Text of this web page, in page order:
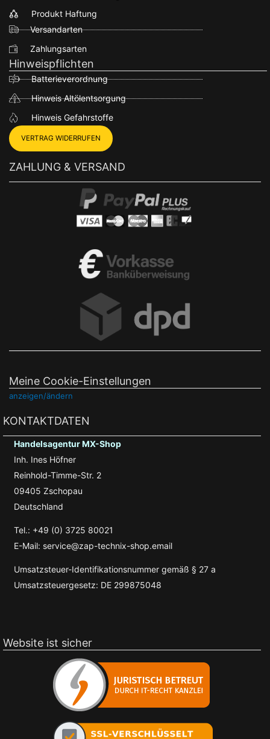
Produkt Haftung
Versandarten
Zahlungsarten
Hinweispflichten
Batterieverordnung
Hinweis Altölentsorgung
Hinweis Gefahrstoffe
VERTRAG WIDERRUFEN
ZAHLUNG & VERSAND
Meine Cookie-Einstellungen
anzeigen/ändern
KONTAKTDATEN
Handelsagentur MX-Shop
Inh. Ines Höfner
Reinhold-Timme-Str. 2
09405 Zschopau
Deutschland
Tel.: +49 (0) 3725 80021
E-Mail: service@zap-technix-shop.email
Umsatzsteuer-Identifikationsnummer gemäß § 27 a
Umsatzsteuergesetz: DE 299875048
Website ist sicher